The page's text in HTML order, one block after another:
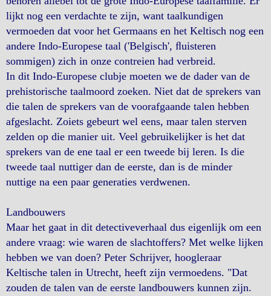
lijkt nog een verdachte te zijn, want taalkundigen
vermoeden dat voor het Germaans en het Keltisch nog een
andere Indo-Europese taal ('Belgisch', ﬂuisteren
sommigen) zich in onze contreien had verbreid.
In dit Indo-Europese clubje moeten we de dader van de
prehistorische taalmoord zoeken. Niet dat de sprekers van
die talen de sprekers van de voorafgaande talen hebben
afgeslacht. Zoiets gebeurt wel eens, maar talen sterven
zelden op die manier uit. Veel gebruikelijker is het dat
sprekers van de ene taal er een tweede bij leren. Is die
tweede taal nuttiger dan de eerste, dan is de minder
nuttige na een paar generaties verdwenen.
Landbouwers
Maar het gaat in dit detectiveverhaal dus eigenlijk om een
andere vraag: wie waren de slachtoffers? Met welke lijken
hebben we van doen? Peter Schrijver, hoogleraar
Keltische talen in Utrecht, heeft zijn vermoedens. "Dat
zouden de talen van de eerste landbouwers kunnen zijn.